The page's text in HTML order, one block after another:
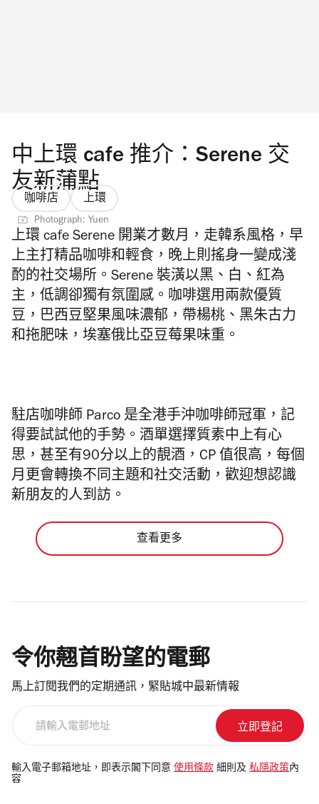
中上環 cafe 推介：Serene 交
友新蒲點
咖啡店 上環
Photograph: Yuen
上環 cafe Serene 開業才數月，走韓系風格，早
上主打精品咖啡和輕食，晚上則搖身一變成淺
酌的社交場所。Serene 裝潢以黑、白、紅為
主，低調卻獨有氛圍感。咖啡選用兩款優質
豆，巴西豆堅果風味濃郁，帶楊桃、黑朱古力
和拖肥味，埃塞俄比亞豆莓果味重。
駐店咖啡師 Parco 是全港手沖咖啡師冠軍，記
得要試試他的手勢。酒單選擇質素中上有心
思，甚至有90分以上的靚酒，CP 值很高，每個
月更會轉換不同主題和社交活動，歡迎想認識
新朋友的人到訪。
查看更多
令你翹首盼望的電郵
馬上訂閱我們的定期通訊，緊貼城中最新情報
電
郵
輸入電子郵箱地址，即表示閣下同意 使用條款 細則及 私隱政策內
容